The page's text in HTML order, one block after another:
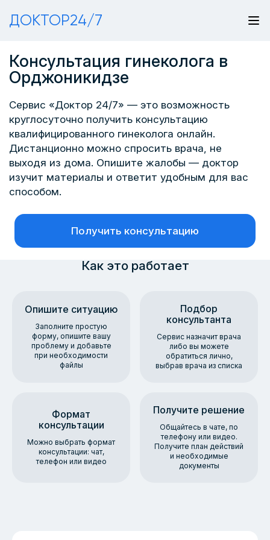
ДОКТОР24/7
Консультация гинеколога в
Орджоникидзе
Сервис «Доктор 24/7» — это возможность
круглосуточно получить консультацию
квалифицированного гинеколога онлайн.
Дистанционно можно спросить врача, не
выходя из дома. Опишите жалобы — доктор
изучит материалы и ответит удобным для вас
способом.
Получить консультацию
Как это работает
Опишите ситуацию
Заполните простую
форму, опишите вашу
проблему и добавьте
при необходимости
файлы
Подбор
консультанта
Сервис назначит врача
либо вы можете
обратиться лично,
выбрав врача из списка
Формат
консультации
Можно выбрать формат
консультации: чат,
телефон или видео
Получите решение
Общайтесь в чате, по
телефону или видео.
Получите план действий
и необходимые
документы